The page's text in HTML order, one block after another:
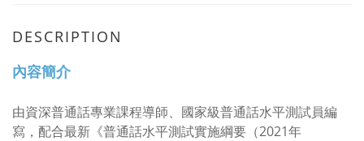
DESCRIPTION
內容簡介
由資深普通話專業課程導師、國家級普通話水平測試員編
寫，配合最新《普通話水平測試實施綱要（2021年